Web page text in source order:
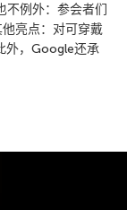
不例外：参会者们
亮点：对可穿戴
外，Google还承